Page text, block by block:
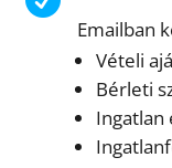
Emailban
Vételi
Bérleti
Ingatlan